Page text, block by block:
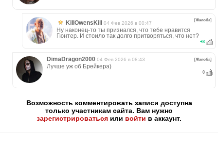
KillOwensKill 04 Фев 2026 в 00:47
[Жалоба]
Ну наконец-то ты признался, что тебе нравится
Гюнтер. И стоило так долго притворяться, что нет?
+3
DimaDragon2000 04 Фев 2026 в 08:43 [Жалоба]
Лучше уж об Брейкера)
0
Возможность комментировать записи доступна
только участникам сайта. Вам нужно
зарегистрироваться или войти в аккаунт.